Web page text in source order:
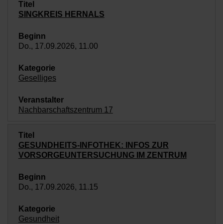
SINGKREIS HERNALS
Do., 17.09.2026, 11.00
Geselliges
Nachbarschaftszentrum 17
GESUNDHEITS-INFOTHEK: INFOS ZUR
VORSORGEUNTERSUCHUNG IM ZENTRUM
Do., 17.09.2026, 11.15
Gesundheit